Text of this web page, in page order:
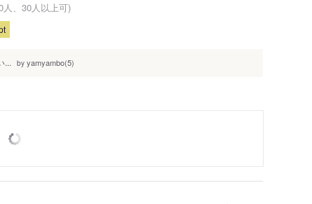
人、30人以上可)
... by yamyambo(5)